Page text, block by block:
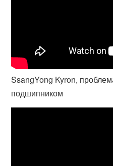
SsangYong Kyron,
подшипником